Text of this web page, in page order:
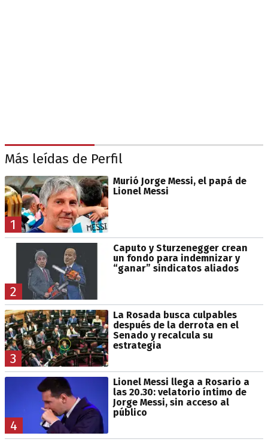
Más leídas de Perfil
1
Murió Jorge Messi, el papá de
Lionel Messi
2
Caputo y Sturzenegger crean
un fondo para indemnizar y
“ganar” sindicatos aliados
3
La Rosada busca culpables
después de la derrota en el
Senado y recalcula su
estrategia
4
Lionel Messi llega a Rosario a
las 20.30: velatorio íntimo de
Jorge Messi, sin acceso al
público